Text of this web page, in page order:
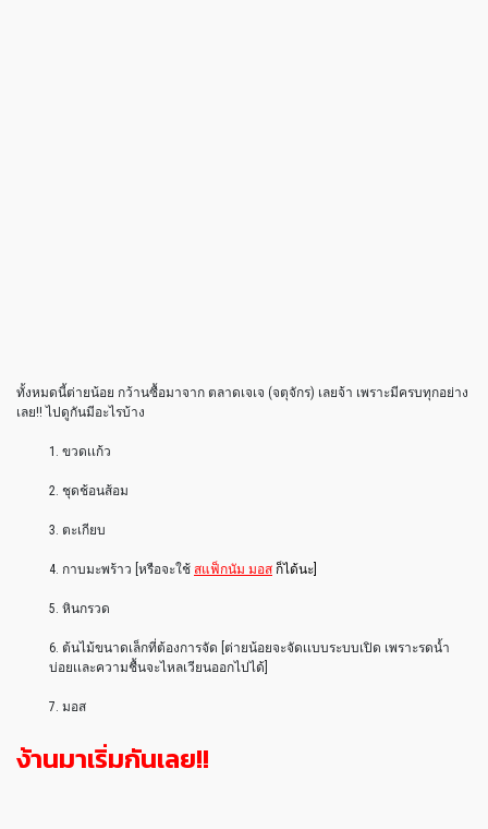
ทั้งหมดนี้ต่ายน้อย กว้านซื้อมาจาก ตลาดเจเจ (จตุจักร) เลยจ้า เพราะมีครบทุกอย่าง
เลย!! ไปดูกันมีอะไรบ้าง
1. ขวดเเก้ว
2. ชุดช้อนส้อม
3. ตะเกียบ
4. กาบมะพร้าว [หรือจะใช้ สแฟ็กนัม มอส ก็ได้นะ]
5. หินกรวด
6. ต้นไม้ขนาดเล็กที่ต้องการจัด [ต่ายน้อยจะจัดเเบบระบบเปิด เพราะรดน้ำ
บ่อยเเละความชื้นจะไหลเวียนออกไปได้]
7. มอส
ง้านมาเริ่มกันเลย!!